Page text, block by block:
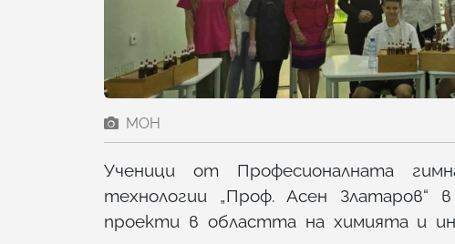
МОН
Ученици от Професионалната
технологии „Проф. Асен Златаров“
проекти в областта на химията и